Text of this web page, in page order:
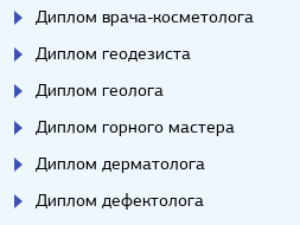
Диплом врача-косметолога
Диплом геодезиста
Диплом геолога
Диплом горного мастера
Диплом дерматолога
Диплом дефектолога